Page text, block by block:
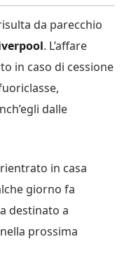
da parecchio
. L’affare
in caso di cessione
dalle
in casa
giorno fa
destinato a
prossima